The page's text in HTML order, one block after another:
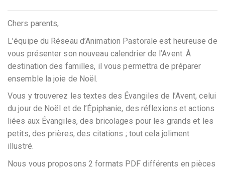
Chers parents,
L’équipe du Réseau d’Animation Pastorale est heureuse de
vous présenter son nouveau calendrier de l’Avent. À
destination des familles, il vous permettra de préparer
ensemble la joie de Noël.
Vous y trouverez les textes des Évangiles de l’Avent, celui
du jour de Noël et de l’Épiphanie, des réflexions et actions
liées aux Évangiles, des bricolages pour les grands et les
petits, des prières, des citations ; tout cela joliment
illustré.
Nous vous proposons 2 formats PDF différents en pièces